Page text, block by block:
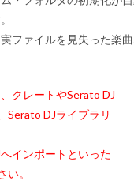
実ファイルを見失った楽
クレートやSerato DJ
Serato DJライブラリ
インポートといった
い。